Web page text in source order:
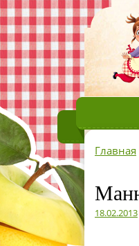
Главная
18.02.2013